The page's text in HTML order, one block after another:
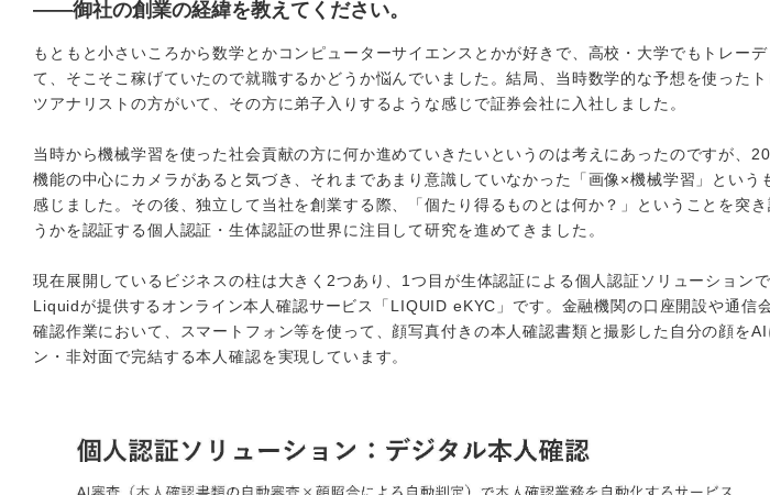
――御社の創業の経緯を教えてください。
もともと小さいころから数学とかコンピューターサイエンスとかが好きで、高校・大学でもトレー
て、そこそこ稼げていたので就職するかどうか悩んでいました。結局、当時数学的な予想を使った
ツアナリストの方がいて、その方に弟子入りするような感じで証券会社に入社しました。
当時から機械学習を使った社会貢献の方に何か進めていきたいというのは考えにあったのですが、
機能の中心にカメラがあると気づき、それまであまり意識していなかった「画像×機械学習」という
感じました。その後、独立して当社を創業する際、「個たり得るものとは何か？」ということを突
うかを認証する個人認証・生体認証の世界に注目して研究を進めてきました。
現在展開しているビジネスの柱は大きく2つあり、1つ目が生体認証による個人認証ソリューション
Liquidが提供するオンライン本人確認サービス「LIQUID eKYC」です。金融機関の口座開設や通信
確認作業において、スマートフォン等を使って、顔写真付きの本人確認書類と撮影した自分の顔を
ン・非対面で完結する本人確認を実現しています。